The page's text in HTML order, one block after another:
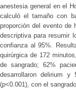
anestesia general en el
calculó el tamaño con
proporción del evento de
descriptiva para resumir
confianza al 95%.
quirúrgica de 172
de sangrado; 62%
desarrollaron delirium
(p<0.001), con el